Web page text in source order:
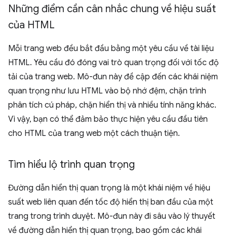
Những điểm cần cân nhắc chung về hiệu suất
của HTML
Mỗi trang web đều bắt đầu bằng một yêu cầu về tài liệu
HTML. Yêu cầu đó đóng vai trò quan trọng đối với tốc độ
tải của trang web. Mô-đun này đề cập đến các khái niệm
quan trọng như lưu HTML vào bộ nhớ đệm, chặn trình
phân tích cú pháp, chặn hiển thị và nhiều tính năng khác.
Vì vậy, bạn có thể đảm bảo thực hiện yêu cầu đầu tiên
cho HTML của trang web một cách thuận tiện.
Tìm hiểu lộ trình quan trọng
Đường dẫn hiển thị quan trọng là một khái niệm về hiệu
suất web liên quan đến tốc độ hiển thị ban đầu của một
trang trong trình duyệt. Mô-đun này đi sâu vào lý thuyết
về đường dẫn hiển thị quan trọng, bao gồm các khái